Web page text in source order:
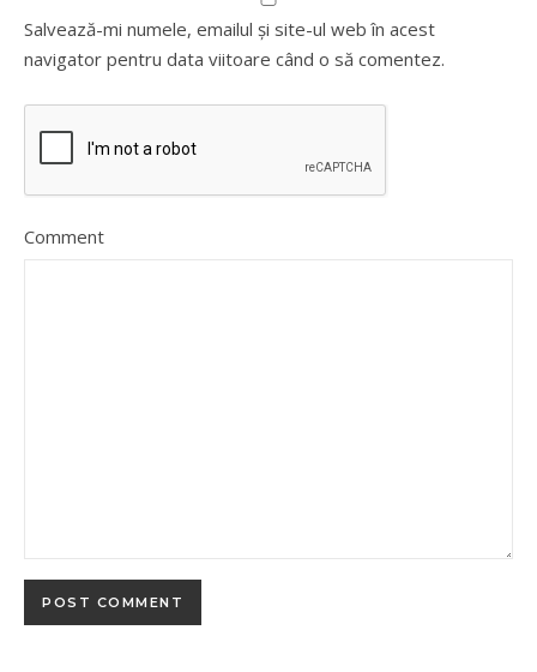
Salvează-mi numele, emailul și site-ul web în acest
navigator pentru data viitoare când o să comentez.
Comment